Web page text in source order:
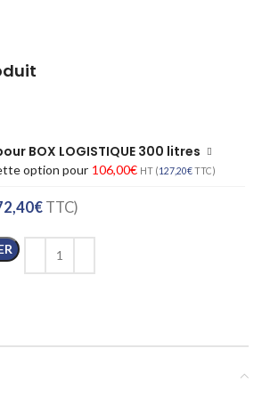
BOX LOGISTIQUE 300 litres
option pour 106,00€ HT (127,20€TTC)
€ TTC)